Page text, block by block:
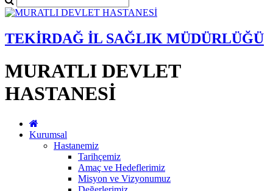
TEKİRDAĞ İL SAĞLIK MÜDÜRLÜĞÜ
MURATLI DEVLET
HASTANESİ
Kurumsal
Hastanemiz
Tarihçemiz
Amaç ve Hedeflerimiz
Misyon ve Vizyonumuz